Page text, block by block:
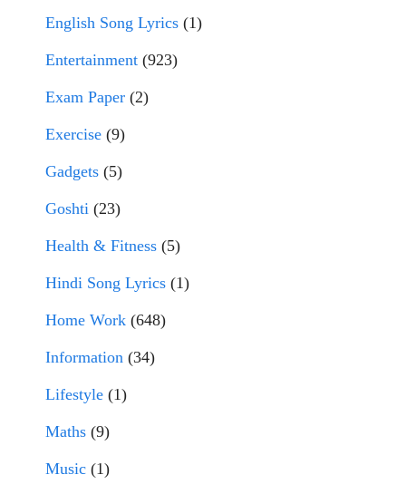
English Song Lyrics (1)
Entertainment (923)
Exam Paper (2)
Exercise (9)
Gadgets (5)
Goshti (23)
Health & Fitness (5)
Hindi Song Lyrics (1)
Home Work (648)
Information (34)
Lifestyle (1)
Maths (9)
Music (1)